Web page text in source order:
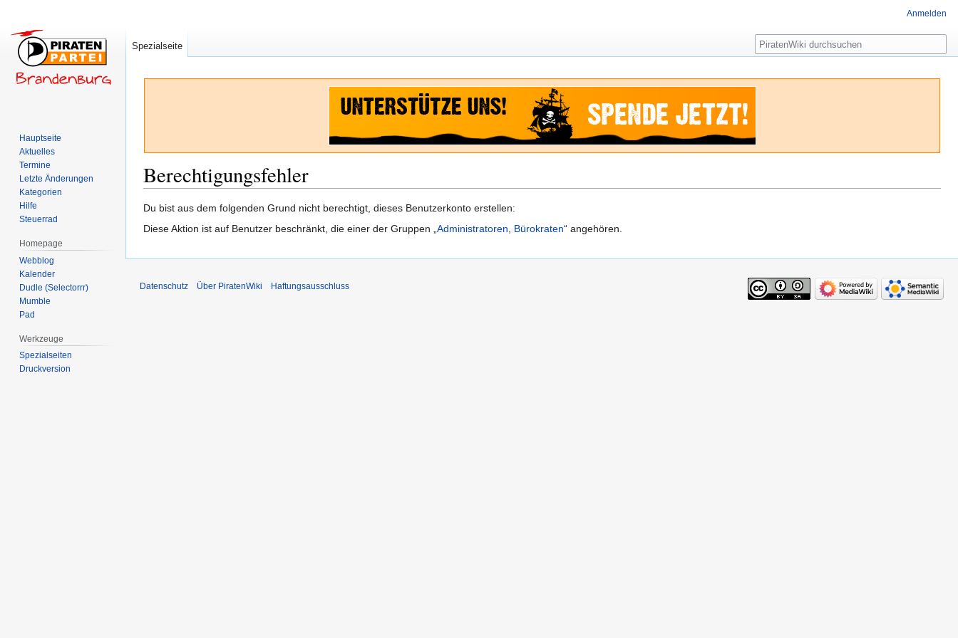
Berechtigungsfehler
Zur
Navigation
Zur
Suche
Du bist aus dem folgenden Grund nicht berechtigt, dieses Benutzerkonto erstellen:
Diese Aktion ist auf Benutzer beschränkt, die einer der Gruppen „ Administratoren Bürokraten“ angehören.
Anmelden
Spezialseite Suche
Hauptseite
Aktuelles
Termine
Letzte Änderungen
Kategorien
Hilfe
Steuerrad
Homepage
Webblog
Kalender
Dudle (Selectorrr)
Mumble
Pad
Werkzeuge
Spezialseiten
Druckversion
Datenschutz Über PiratenWiki Haftungsausschluss